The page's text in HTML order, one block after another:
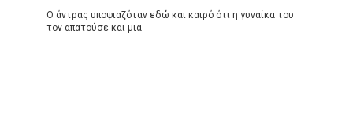
Ο άντρας υποψιαζόταν εδώ και καιρό ότι η γυναίκα του
τον απατούσε και μια